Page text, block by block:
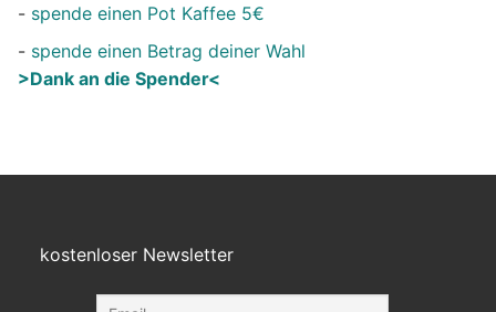
- spende einen Pot Kaffee 5€
- spende einen Betrag deiner Wahl
>Dank an die Spender<
kostenloser Newsletter